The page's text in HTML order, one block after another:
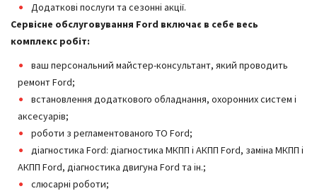
Додаткові послуги та сезонні акції.
Сервісне обслуговування Ford включає в себе весь
комплекс робіт:
ваш персональний майстер-консультант, який проводить
ремонт Ford;
встановлення додаткового обладнання, охоронних систем і
аксесуарів;
роботи з регламентованого ТО Ford;
діагностика Ford: діагностика МКПП і АКПП Ford, заміна МКПП і
АКПП Ford, діагностика двигуна Ford та ін.;
слюсарні роботи;